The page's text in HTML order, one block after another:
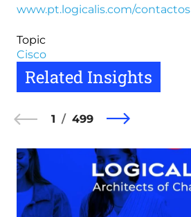
www.pt.logicalis.com/contactos
Topic
Cisco
Related Insights
1 499